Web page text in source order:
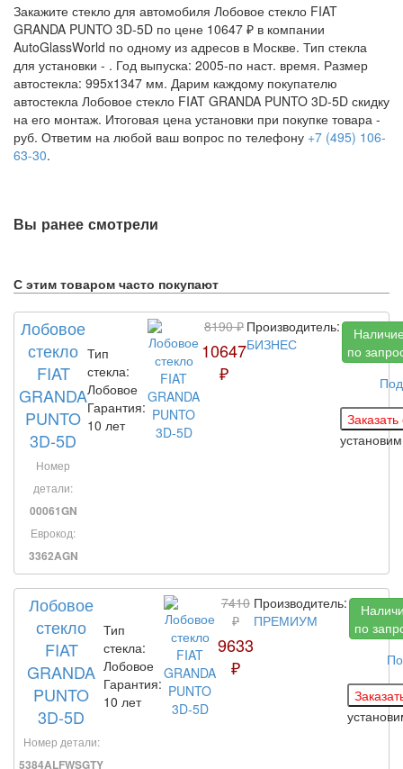
Закажите стекло для автомобиля Лобовое стекло FIAT
GRANDA PUNTO 3D-5D по цене 10647 ₽ в компании
AutoGlassWorld по одному из адресов в Москве. Тип стекла
для установки - . Год выпуска: 2005-по наст. время. Размер
автостекла: 995x1347 мм. Дарим каждому покупателю
автостекла Лобовое стекло FIAT GRANDA PUNTO 3D-5D скидку
на его монтаж. Итоговая цена установки при покупке товара -
руб. Ответим на любой ваш вопрос по телефону +7 (495) 106-
63-30.
Вы ранее смотрели
С этим товаром часто покупают
Лобовое
стекло
FIAT
GRANDA
PUNTO
3D-5D
Номер
детали:
00061GN
Еврокод:
3362AGN
Тип
стекла:
Лобовое
Гарантия:
10 лет
8190 ₽
10647
₽
Производитель:
БИЗНЕС
по
Лобовое
стекло
FIAT
GRANDA
PUNTO
3D-5D
Номер детали:
5384ALFWSGTY
Тип
стекла:
Лобовое
Гарантия:
10 лет
7410
₽
9633
₽
Производитель:
ПРЕМИУМ
по